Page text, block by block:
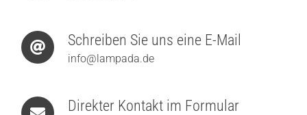
Schreiben Sie uns eine E-Mail
info@lampada.de
Direkter Kontakt im Formular